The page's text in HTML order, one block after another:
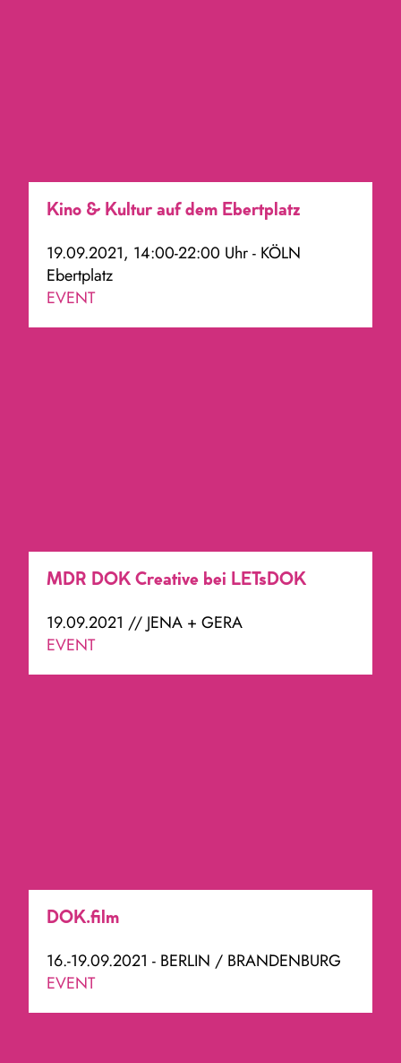
Kino & Kultur auf dem Ebertplatz
19.09.2021, 14:00-22:00 Uhr - KÖLN
Ebertplatz
EVENT
MDR DOK Creative bei LETsDOK
19.09.2021 // JENA + GERA
EVENT
DOK.film
16.-19.09.2021 - BERLIN / BRANDENBURG
EVENT